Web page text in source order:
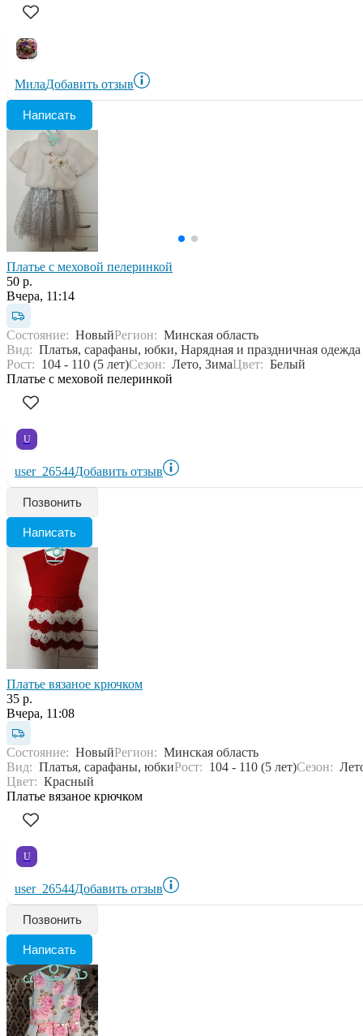
МилаДобавить отзыв
Написать
Платье с меховой пелеринкой
50 р.
Вчера, 11:14
Состояние: НовыйРегион: Минская область
Вид: Платья, сарафаны, юбки, Нарядная и праздничная одежда
Рост: 104 - 110 (5 лет)Сезон: Лето, ЗимаЦвет: Белый
Платье с меховой пелеринкой
U
user_26544Добавить отзыв
Позвонить
Написать
Платье вязаное крючком
35 р.
Вчера, 11:08
Состояние: НовыйРегион: Минская область
Вид: Платья, сарафаны, юбкиРост: 104 - 110 (5 лет)Сезон:
Цвет: Красный
Платье вязаное крючком
U
user_26544Добавить отзыв
Позвонить
Написать